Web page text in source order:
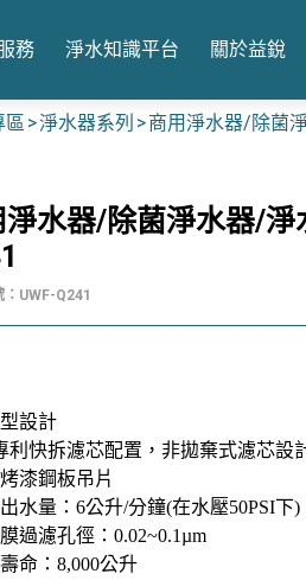
務 淨水知識平台 關於益銳
區 淨水器系列 商用淨水器/除菌
淨水器/除菌淨水器/淨
：UWF-Q241
設計
利快拆濾芯配置 ， 非拋棄式濾芯設
漆鋼板吊片
水量：6公升/分鐘(在水壓50PSI下)
過濾孔徑：0.02~0.1µm
命：8,000公升